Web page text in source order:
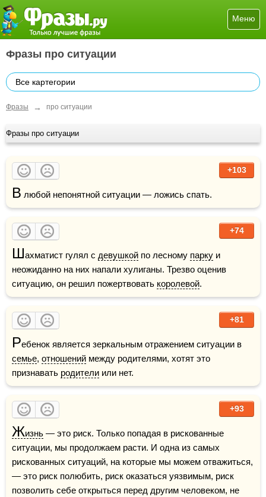
Меню
Фразы про ситуации
Все картегории
Фразы → про ситуации
Фразы про ситуации
+103
В любой непонятной ситуации — ложись спать.
+74
Шахматист гулял с девушкой по лесному парку и
неожиданно на них напали хулиганы. Трезво оценив
ситуацию, он решил пожертвовать королевой.
+81
Р
семье, отношений между родителями, хотят это
признавать родители или нет.
+93
Жизнь — это риск. Только попадая в рискованные
ситуации, мы продолжаем расти. И одна из самых
рискованных ситуаций, на которые мы можем отважиться,
— это риск полюбить, риск оказаться уязвимым, риск
позволить себе открыться перед другим человеком, не